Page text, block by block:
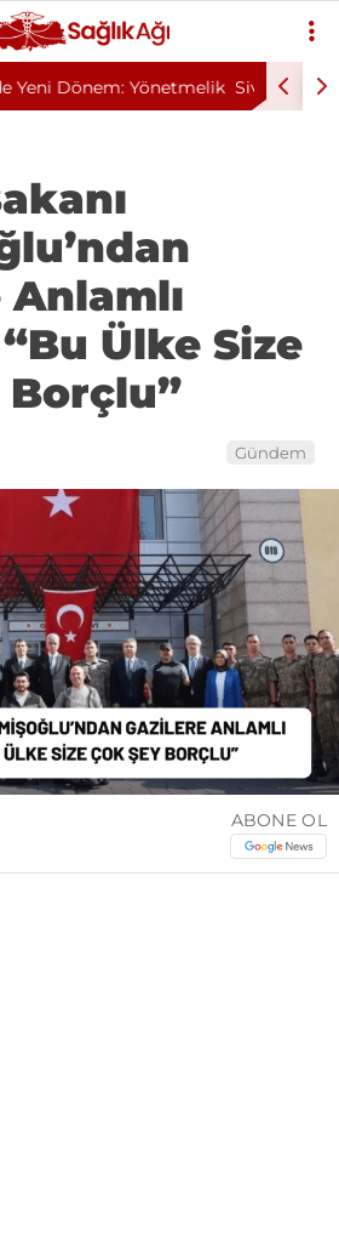
Cilt Kanseri Çıktı: Ameliyattan 60
Ülke Size
Borçlu”
Gündem
ABONE OL